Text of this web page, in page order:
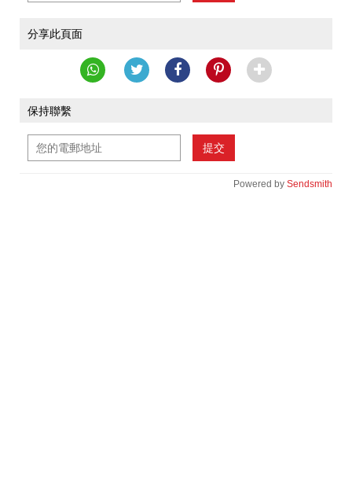
分享此頁面
保持聯繫
提交
Powered by Sendsmith